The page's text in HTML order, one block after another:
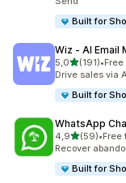
Built for
Wiz ‑ AI Email
5,0z 5 hvězd
(191)
Celkový počet
•
Drive sales via
Built for
WhatsApp
4,9z 5 hvězd
(59)
Celkový počet
•Free
Recover
Built for